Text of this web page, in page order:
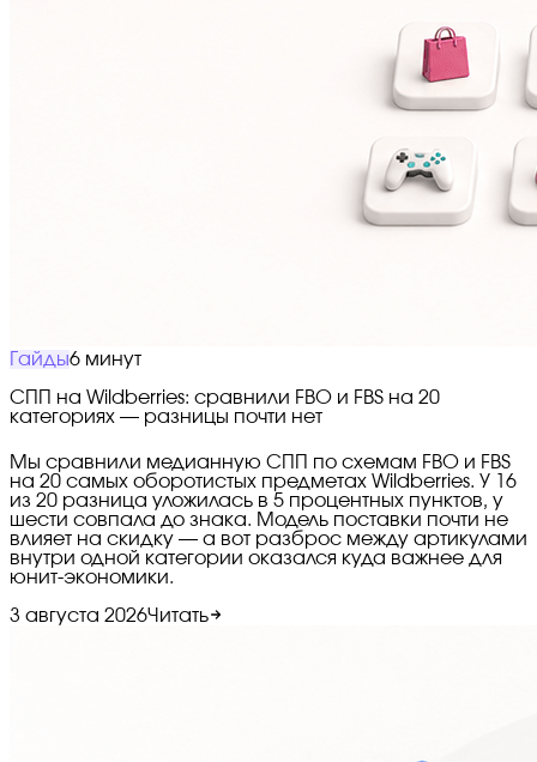
Гайды6 минут
СПП на Wildberries: сравнили FBO и FBS на 20
категориях — разницы почти нет
Мы сравнили медианную СПП по схемам FBO и FBS
на 20 самых оборотистых предметах Wildberries. У 16
из 20 разница уложилась в 5 процентных пунктов, у
шести совпала до знака. Модель поставки почти не
влияет на скидку — а вот разброс между артикулами
внутри одной категории оказался куда важнее для
юнит-экономики.
3 августа 2026Читать